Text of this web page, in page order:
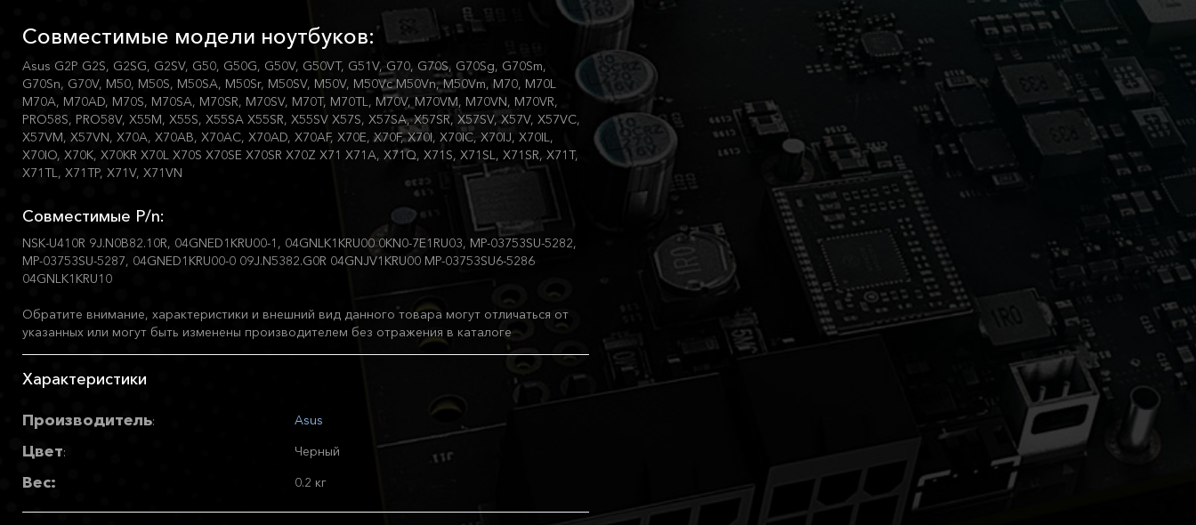
Совместимые модели ноутбуков:
Asus G2P G2S, G2SG, G2SV, G50, G50G, G50V, G50VT, G51V, G70, G70S, G70Sg, G70Sm,
G70Sn, G70V, M50, M50S, M50SA, M50Sr, M50SV, M50V, M50Vc M50Vn, M50Vm, M70, M70L
M70A, M70AD, M70S, M70SA, M70SR, M70SV, M70T, M70TL, M70V, M70VM, M70VN, M70VR,
PRO58S, PRO58V, X55M, X55S, X55SA X55SR, X55SV X57S, X57SA, X57SR, X57SV, X57V, X57VC,
X57VM, X57VN, X70A, X70AB, X70AC, X70AD, X70AF, X70E, X70F, X70I, X70IC, X70IJ, X70IL,
X70IO, X70K, X70KR X70L X70S X70SE X70SR X70Z X71 X71A, X71Q, X71S, X71SL, X71SR, X71T,
X71TL, X71TP, X71V, X71VN
Совместимые P/n:
NSK-U410R 9J.N0B82.10R, 04GNED1KRU00-1, 04GNLK1KRU00 0KN0-7E1RU03, MP-03753SU-5282,
MP-03753SU-5287, 04GNED1KRU00-0 09J.N5382.G0R 04GNJV1KRU00 MP-03753SU6-5286
04GNLK1KRU10
Обратите внимание, характеристики и внешний вид данного товара могут отличаться от
указанных или могут быть изменены производителем без отражения в каталоге
Характеристики
Производитель: Asus
Цвет: Черный
Вес: 0.2 кг